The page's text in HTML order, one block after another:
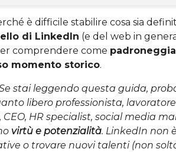
è difficile stabilire cosa sia
di LinkedIn (e del web in
comprendere come
momento storico.
stai leggendo questa guida,
libero professionista,
HR specialist, social media
virtù e potenzialità. LinkedIn non
o trovare nuovi talenti (non